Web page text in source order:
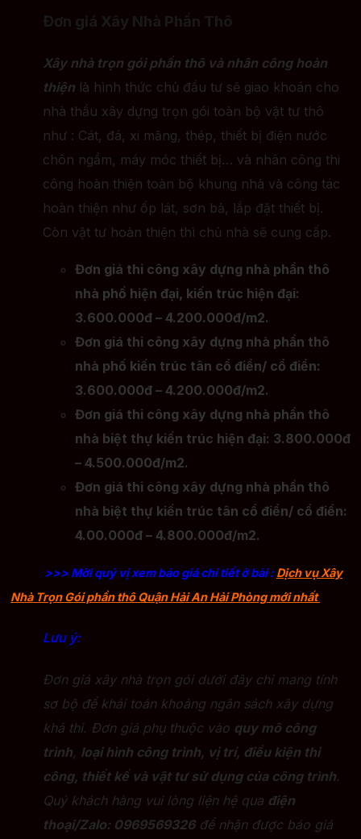
Đơn giá Xây Nhà Phần Thô
Xây nhà trọn gói phần thô và nhân công hoàn
thiện là hình thức chủ đầu tư sẽ giao khoán cho
nhà thầu xây dựng trọn gói toàn bộ vật tư thô
như : Cát, đá, xi măng, thép, thiết bị điện nước
chôn ngầm, máy móc thiết bị… và nhân công thi
công hoàn thiện toàn bộ khung nhà và công tác
hoàn thiện như ốp lát, sơn bả, lắp đặt thiết bị.
Còn vật tư hoàn thiện thì chủ nhà sẽ cung cấp.
Đơn giá thi công xây dựng nhà phần thô
nhà phố hiện đại, kiến trúc hiện đại:
3.600.000đ – 4.200.000đ/m2.
Đơn giá thi công xây dựng nhà phần thô
nhà phố kiến trúc tân cổ điển/ cổ điển:
3.600.000đ – 4.200.000đ/m2.
Đơn giá thi công xây dựng nhà phần thô
nhà biệt thự kiến trúc hiện đại: 3.800.000đ
– 4.500.000đ/m2.
Đơn giá thi công xây dựng nhà phần thô
nhà biệt thự kiến trúc tân cổ điển/ cổ điển:
4.00.000đ – 4.800.000đ/m2.
>>> Mời quý vị xem báo giá chi tiết ở bài : Dịch vụ Xây
Nhà Trọn Gói phần thô Quận Hải An Hải Phòng mới nhất
Lưu ý:
Đơn giá xây nhà trọn gói dưới đây chỉ mang tính
sơ bộ để khái toán khoảng ngân sách xây dựng
khả thi. Đơn giá phụ thuộc vào quy mô công
trình loại hình công trình, vị trí, điều kiện thi
công, thiết kế và vật tư sử dụng của công trình.
Quý khách hàng vui lòng liện hệ qua điện
thoại/Zalo: 0969569326để nhận được báo giá